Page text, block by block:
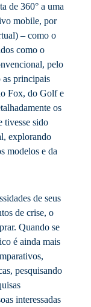
de 360° a uma
mobile, por
– como o
como o
pelo
principais
Fox, do Golf e
os
tivesse sido
explorando
modelos e da
de seus
de crise, o
Quando se
é ainda mais
pesquisando
interessadas